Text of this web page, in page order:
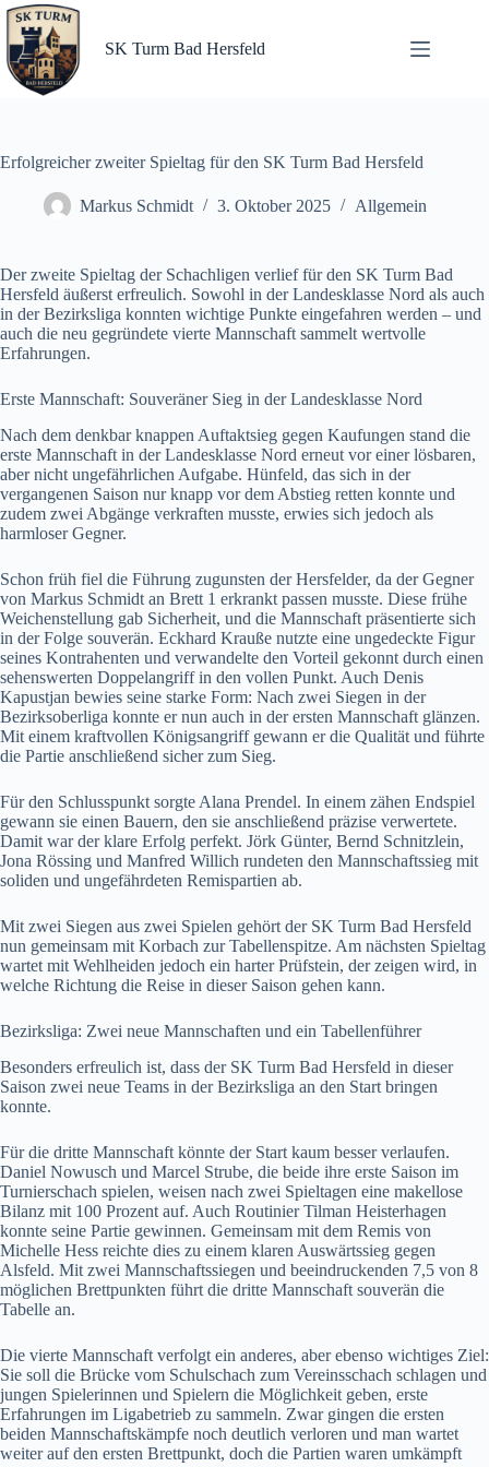
Zum
Inhalt
springen
SK Turm Bad Hersfeld
Erfolgreicher zweiter Spieltag für den SK Turm Bad Hersfeld
Markus Schmidt 3. Oktober 2025 Allgemein
Der zweite Spieltag der Schachligen verlief für den SK Turm Bad
Hersfeld äußerst erfreulich. Sowohl in der Landesklasse Nord als auch
in der Bezirksliga konnten wichtige Punkte eingefahren werden – und
auch die neu gegründete vierte Mannschaft sammelt wertvolle
Erfahrungen.
Erste Mannschaft: Souveräner Sieg in der Landesklasse Nord
Nach dem denkbar knappen Auftaktsieg gegen Kaufungen stand die
erste Mannschaft in der Landesklasse Nord erneut vor einer lösbaren,
aber nicht ungefährlichen Aufgabe. Hünfeld, das sich in der
vergangenen Saison nur knapp vor dem Abstieg retten konnte und
zudem zwei Abgänge verkraften musste, erwies sich jedoch als
harmloser Gegner.
Schon früh fiel die Führung zugunsten der Hersfelder, da der Gegner
von Markus Schmidt an Brett 1 erkrankt passen musste. Diese frühe
Weichenstellung gab Sicherheit, und die Mannschaft präsentierte sich
in der Folge souverän. Eckhard Krauße nutzte eine ungedeckte Figur
seines Kontrahenten und verwandelte den Vorteil gekonnt durch einen
sehenswerten Doppelangriff in den vollen Punkt. Auch Denis
Kapustjan bewies seine starke Form: Nach zwei Siegen in der
Bezirksoberliga konnte er nun auch in der ersten Mannschaft glänzen.
Mit einem kraftvollen Königsangriff gewann er die Qualität und führte
die Partie anschließend sicher zum Sieg.
Für den Schlusspunkt sorgte Alana Prendel. In einem zähen Endspiel
gewann sie einen Bauern, den sie anschließend präzise verwertete.
Damit war der klare Erfolg perfekt. Jörk Günter, Bernd Schnitzlein,
Jona Rössing und Manfred Willich rundeten den Mannschaftssieg mit
soliden und ungefährdeten Remispartien ab.
Mit zwei Siegen aus zwei Spielen gehört der SK Turm Bad Hersfeld
nun gemeinsam mit Korbach zur Tabellenspitze. Am nächsten Spieltag
wartet mit Wehlheiden jedoch ein harter Prüfstein, der zeigen wird, in
welche Richtung die Reise in dieser Saison gehen kann.
Bezirksliga: Zwei neue Mannschaften und ein Tabellenführer
Besonders erfreulich ist, dass der SK Turm Bad Hersfeld in dieser
Saison zwei neue Teams in der Bezirksliga an den Start bringen
konnte.
Für die dritte Mannschaft könnte der Start kaum besser verlaufen.
Daniel Nowusch und Marcel Strube, die beide ihre erste Saison im
Turnierschach spielen, weisen nach zwei Spieltagen eine makellose
Bilanz mit 100 Prozent auf. Auch Routinier Tilman Heisterhagen
konnte seine Partie gewinnen. Gemeinsam mit dem Remis von
Michelle Hess reichte dies zu einem klaren Auswärtssieg gegen
Alsfeld. Mit zwei Mannschaftssiegen und beeindruckenden 7,5 von 8
möglichen Brettpunkten führt die dritte Mannschaft souverän die
Tabelle an.
Die vierte Mannschaft verfolgt ein anderes, aber ebenso wichtiges Ziel:
Sie soll die Brücke vom Schulschach zum Vereinsschach schlagen und
jungen Spielerinnen und Spielern die Möglichkeit geben, erste
Erfahrungen im Ligabetrieb zu sammeln. Zwar gingen die ersten
beiden Mannschaftskämpfe noch deutlich verloren und man wartet
weiter auf den ersten Brettpunkt, doch die Partien waren umkämpft